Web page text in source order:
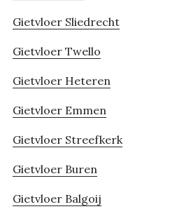
Gietvloer Sliedrecht
Gietvloer Twello
Gietvloer Heteren
Gietvloer Emmen
Gietvloer Streefkerk
Gietvloer Buren
Gietvloer Balgoij